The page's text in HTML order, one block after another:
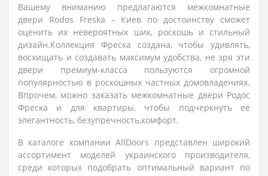
Вашему вниманию предлагаются межкомнатные
двери Rodos Freska – Киев по достоинству сможет
оценить их невероятных шик, роскошь и стильный
дизайн.Коллекция Фреска создана, чтобы удивлять,
восхищать и создавать максимум удобства, не зря эти
двери премиум-класса пользуются огромной
популярностью в роскошных частных домовладениях.
Впрочем, можно заказать межкомнатные двери Родос
Фреска и для квартиры, чтобы подчеркнуть её
элегантность, безупречность,комфорт.
В каталоге компании AllDoors представлен широкий
ассортимент моделей украинского производителя,
среди которых подобрать оптимальный вариант по